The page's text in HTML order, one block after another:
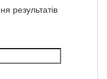
результатів